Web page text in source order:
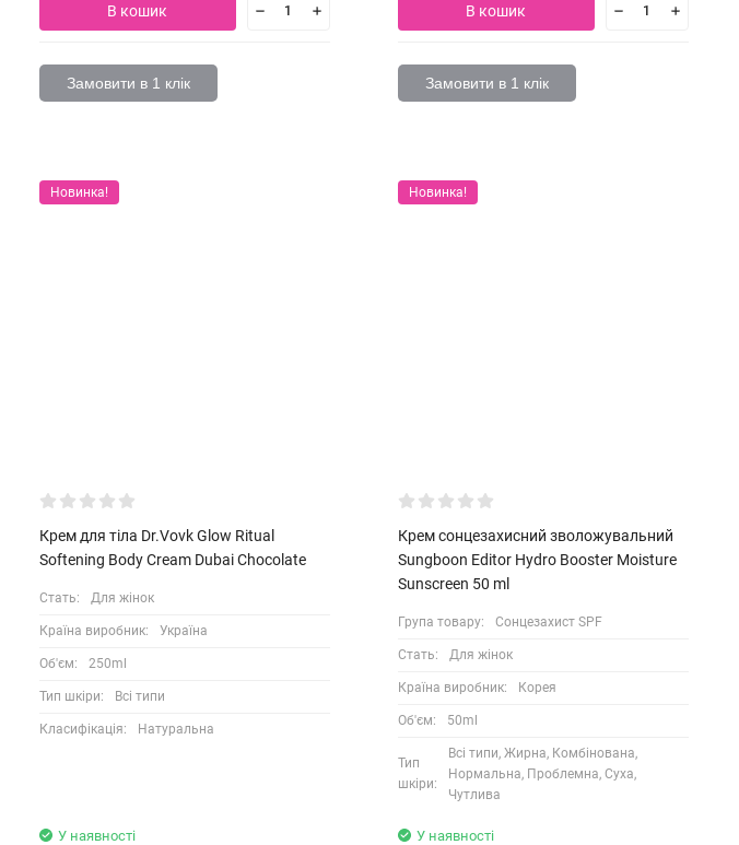
В кошик
Замовити в 1 клік
В кошик
Замовити в 1 клік
Новинка!
Крем для тіла Dr.Vovk Glow Ritual
Softening Body Cream Dubai Chocolate
Стать: Для жінок
Країна виробник: Україна
Об'єм: 250ml
Тип шкіри: Всі типи
Класифікація: Натуральна
У наявності
Новинка!
Крем сонцезахисний зволожувальний
Sungboon Editor Hydro Booster Moisture
Sunsсreen 50 ml
Група товару: Сонцезахист SPF
Стать: Для жінок
Країна виробник: Корея
Об'єм: 50ml
Тип
шкіри:
Всі типи, Жирна, Комбінована,
Нормальна, Проблемна, Суха,
Чутлива
У наявності